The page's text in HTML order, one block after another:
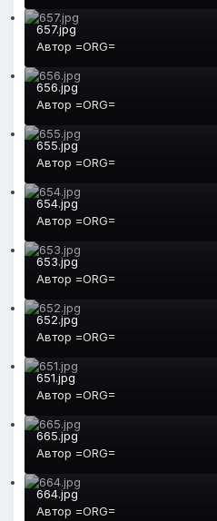
657.jpg
Автор =ORG=
656.jpg
Автор =ORG=
655.jpg
Автор =ORG=
654.jpg
Автор =ORG=
653.jpg
Автор =ORG=
652.jpg
Автор =ORG=
651.jpg
Автор =ORG=
665.jpg
Автор =ORG=
664.jpg
Автор =ORG=